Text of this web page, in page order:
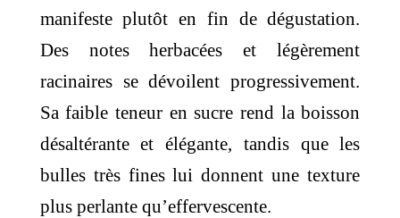
manifeste plutôt en fin de dégustation.
Des notes herbacées et légèrement
racinaires se dévoilent progressivement.
Sa faible teneur en sucre rend la boisson
désaltérante et élégante, tandis que les
bulles très fines lui donnent une texture
plus perlante qu’effervescente.